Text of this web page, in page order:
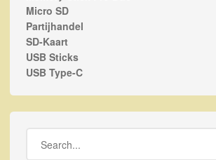
Micro SD
Partijhandel
SD-Kaart
USB Sticks
USB Type-C